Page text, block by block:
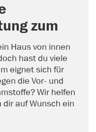
zum
Haus von innen
hast du viele
eignet sich für
die Vor- und
Wir helfen
auf Wunsch ein
jetzt online